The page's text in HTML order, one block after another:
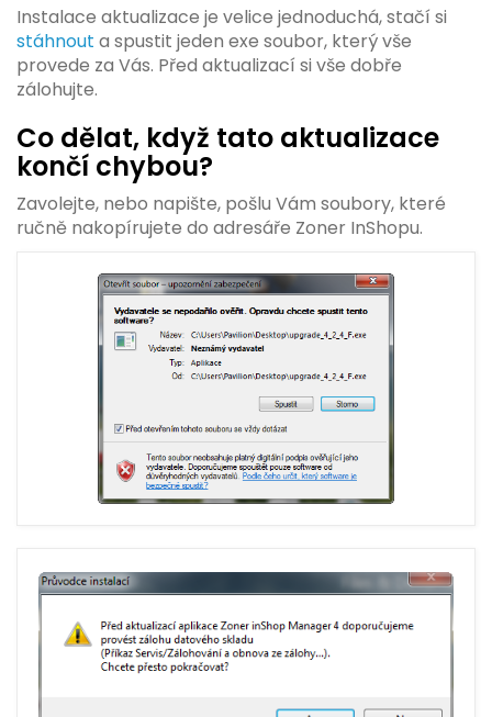
Instalace aktualizace je velice jednoduchá, stačí si
stáhnout a spustit jeden exe soubor, který vše
provede za Vás. Před aktualizací si vše dobře
zálohujte.
Co dělat, když tato aktualizace
končí chybou?
Zavolejte, nebo napište, pošlu Vám soubory, které
ručně nakopírujete do adresáře Zoner InShopu.